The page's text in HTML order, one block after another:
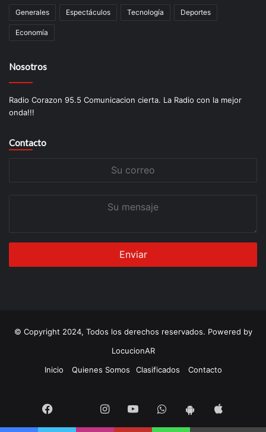
Generales Espectáculos Tecnología Deportes
Economía
Nosotros
Radio Corazon 95.5 Comunicacion cierta. La Radio con la mejor
onda!!!
Contacto
© Copyright 2024, Todos los derechos reservados. Powered by
LocucionAR
Inicio
Quienes Somos Clasificados Contacto
Facebook InstagramYoutubeWhatsapp